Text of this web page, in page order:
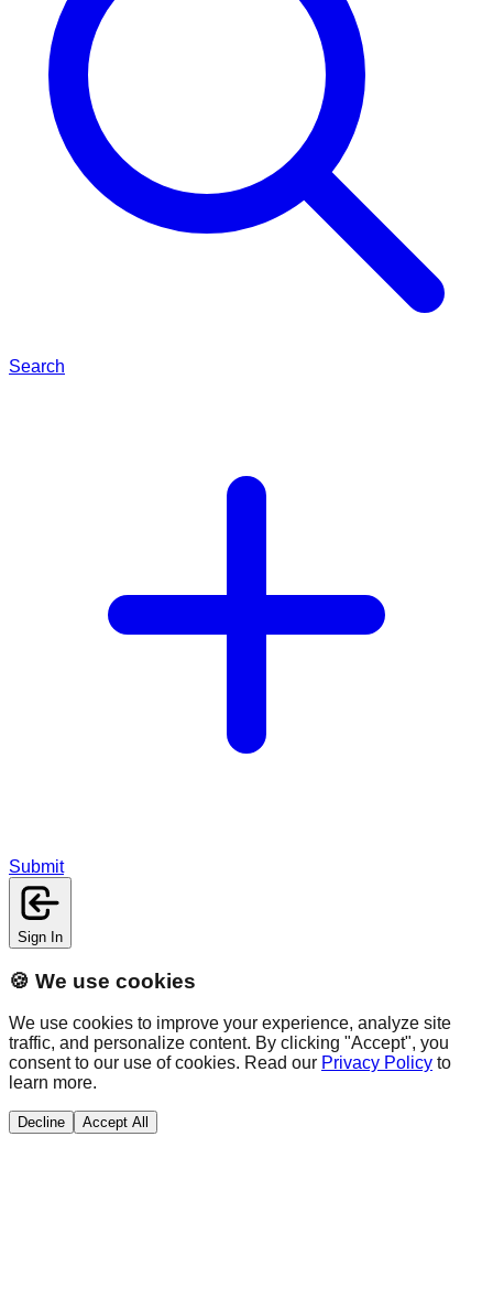
Search
Submit
Sign In
🍪 We use cookies
We use cookies to improve your experience, analyze site
traffic, and personalize content. By clicking "Accept", you
consent to our use of cookies. Read our Privacy Policy to
learn more.
Decline Accept All